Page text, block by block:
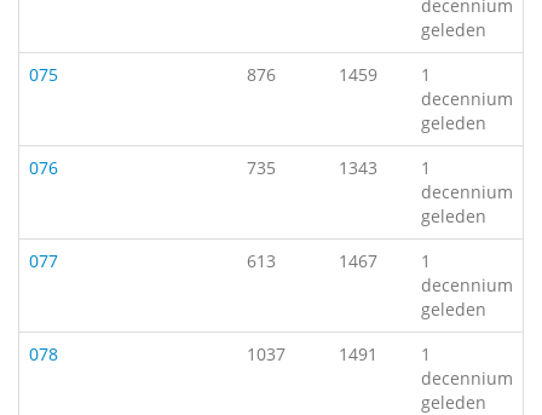
decennium
geleden
075
876 1459
1
decennium
geleden
076
735 1343
1
decennium
geleden
077
613 1467
1
decennium
geleden
078
1037 1491
1
decennium
geleden